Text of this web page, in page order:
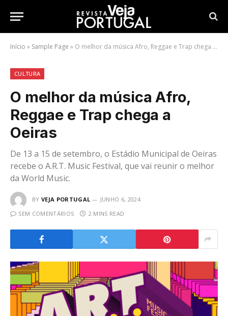
Início » Sample Page » O melhor da música Afro, Reggae e Trap chega a Oeiras
CULTURA
O melhor da música Afro,
Reggae e Trap chega a
Oeiras
De 13 a 15 de setembro, o Estádio Municipal de Oeiras
recebe o A.R.T. Music Festival, que vai reunir o melhor
da World Music.
BY VEJA PORTUGAL
JUNHO 6, 2024
SEM COMENTÁRIOS
2 MINS READ